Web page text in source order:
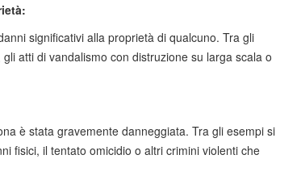
significativi alla proprietà di qualcuno. Tra gli
atti di vandalismo con distruzione su larga scala o
è stata gravemente danneggiata. Tra gli esempi si
fisici, il tentato omicidio o altri crimini violenti che